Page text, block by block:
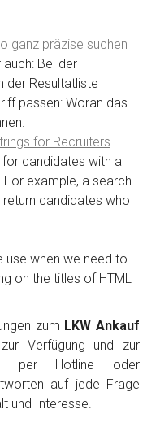
ganz präzise suchen
Bei der
der Resultatliste
passen: Woran das
for Recruiters
candidates with a
example, a search
candidates who
use when we need to
on the titles of HTML
zum LKW Ankauf
Verfügung und zur
per Hotline oder
auf jede Frage
und Interesse.